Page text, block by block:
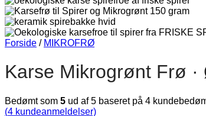
Forside / MIKROFRØ
Karse Mikrogrønt Frø
Bedømt som 5 ud af 5 baseret på 4
(4 kundeanmeldelser)